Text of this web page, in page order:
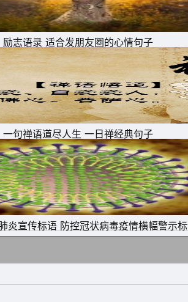
毒药，没有秘方配置却能杀死看不
在你这种毒药里，无法自拔，怎么办?
锋利的刀很难切。无论我怎么努力，
我是地球，坚定地牵着你走，我用手
，手牵手无处不在。
报告他，我为什么要把我的疑虑藏在
励志语录 适合发朋友圈的心情句子
一句禅语道尽人生 一日禅经典句子
炎宣传标语 防控冠状病毒疫情横幅警示